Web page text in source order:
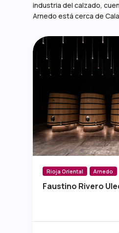
industria del calzado,
Arnedo está cerca de
Rioja Oriental Arnedo
Faustino Rivero